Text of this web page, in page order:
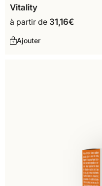
Vitality
à partir de 31,16€
Ajouter